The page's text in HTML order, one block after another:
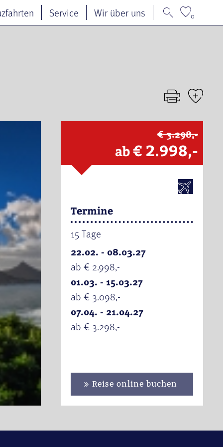
Service Wir über uns 0
€ 3.298,-
ab€ 2.998,-
Termine
15 Tage
22.02. - 08.03.27
ab € 2.998,-
01.03. - 15.03.27
ab € 3.098,-
07.04. - 21.04.27
ab € 3.298,-
Reise online buchen